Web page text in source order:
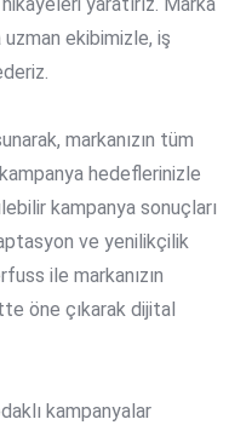
uzman ekibimizle, iş
markanızın tüm
hedeflerinizle
kampanya sonuçları
ve yenilikçilik
ile markanızın
öne çıkarak dijital
kampanyalar